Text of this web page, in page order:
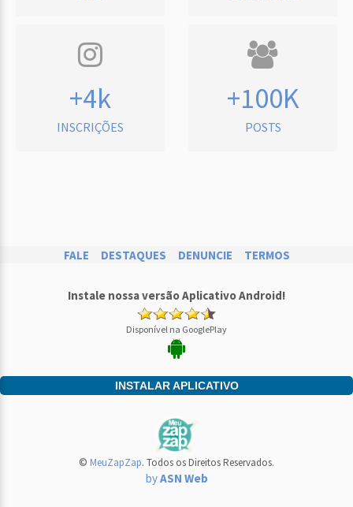
+4k
INSCRIÇÕES
+100K
POSTS
FALE DESTAQUES DENUNCIE TERMOS
Instale nossa versão Aplicativo Android!
Disponível na GooglePlay
INSTALAR APLICATIVO
© MeuZapZap. Todos os Direitos Reservados.
byASN Web